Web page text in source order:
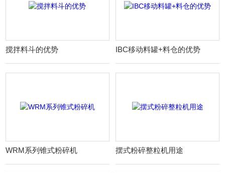
搅拌料斗的优势 IBC移动料罐+料仓的优势
WRM系列锥式粉碎机 摆式粉碎整粒机用途